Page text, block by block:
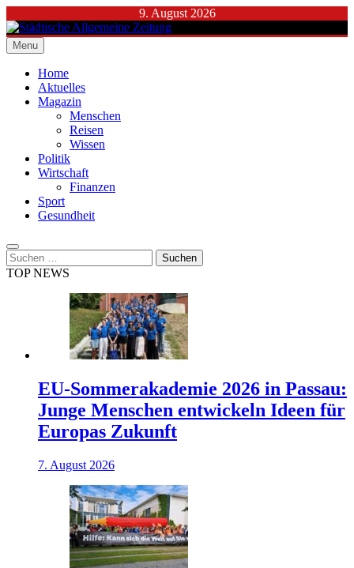
to
content
9. August 2026
Städtische Allgemeine Zeitung
Menu
Home
Aktuelles
Magazin
Menschen
Reisen
Wissen
Politik
Wirtschaft
Finanzen
Sport
Gesundheit
Suchen
nach:
TOP NEWS
EU-Sommerakademie 2026 in Passau:
Junge Menschen entwickeln Ideen für
Europas Zukunft
7. August 2026